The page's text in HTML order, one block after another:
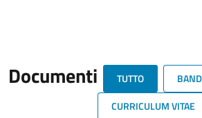
Documenti TUTTO
CURRICULUM VITAE